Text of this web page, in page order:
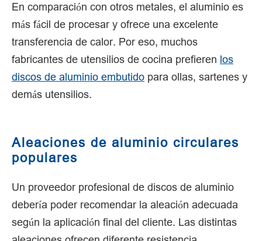
En comparación con otros metales, el aluminio es
más fácil de procesar y ofrece una excelente
transferencia de calor. Por eso, muchos
fabricantes de utensilios de cocina prefieren los
discos de aluminio embutido para ollas, sartenes y
demás utensilios.
Aleaciones de aluminio circulares
populares
Un proveedor profesional de discos de aluminio
debería poder recomendar la aleación adecuada
según la aplicación final del cliente. Las distintas